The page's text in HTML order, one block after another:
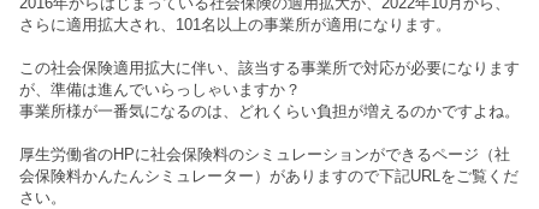
さらに適用拡大され、101名以上の事業所が適用になります。
この社会保険適用拡大に伴い、該当する事業所で対応が必要になります
が、準備は進んでいらっしゃいますか？
事業所様が一番気になるのは、どれくらい負担が増えるのかですよね。
厚生労働省のHPに社会保険料のシミュレーションができるページ（社
会保険料かんたんシミュレーター）がありますので下記URLをご覧くだ
さい。